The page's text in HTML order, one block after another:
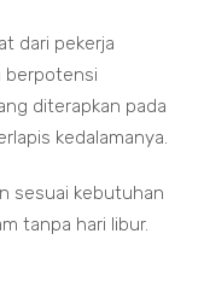
dari pekerja
berpotensi
diterapkan pada
kedalamanya.
sesuai kebutuhan
tanpa hari libur.